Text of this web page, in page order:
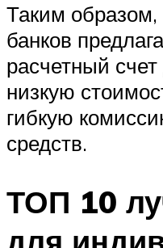
Таким
банков
расчетный
низкую
гибкую
средств.
ТОП 10